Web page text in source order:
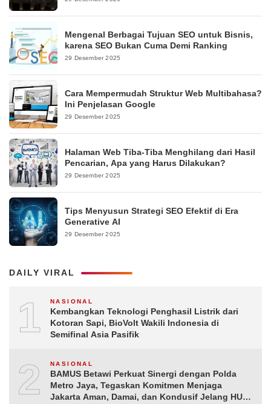
Mengenal Berbagai Tujuan SEO untuk Bisnis,
karena SEO Bukan Cuma Demi Ranking
29 Desember 2025
Cara Mempermudah Struktur Web Multibahasa?
Ini Penjelasan Google
29 Desember 2025
Halaman Web Tiba-Tiba Menghilang dari Hasil
Pencarian, Apa yang Harus Dilakukan?
29 Desember 2025
Tips Menyusun Strategi SEO Efektif di Era
Generative AI
29 Desember 2025
DAILY VIRAL
1 NASIONAL
Kembangkan Teknologi Penghasil Listrik dari
Kotoran Sapi, BioVolt Wakili Indonesia di
Semifinal Asia Pasifik
2 NASIONAL
BAMUS Betawi Perkuat Sinergi dengan Polda
Metro Jaya, Tegaskan Komitmen Menjaga
Jakarta Aman, Damai, dan Kondusif Jelang HUT